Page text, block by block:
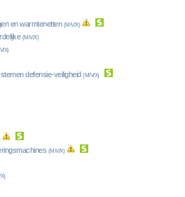
en warmtenetten (M/V/X)
(M/V/X)
X)
defensie-veiligheid (M/V/X)
(M/V/X)